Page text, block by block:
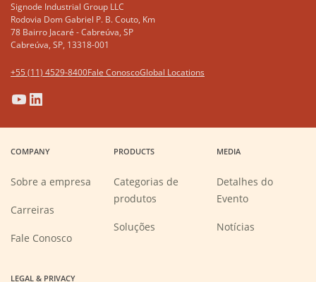
Signode Industrial Group LLC
Rodovia Dom Gabriel P. B. Couto, Km
78 Bairro Jacaré - Cabreúva, SP
Cabreúva, SP, 13318-001
+55 (11) 4529-8400Fale ConoscoGlobal Locations
(Opens
in
new
window)
(Opens
in
new
window)
(Opens
in
new
(Opens
in
new
COMPANY
Sobre a empresa
Carreiras
new
Fale Conosco
PRODUCTS
Categorias de
produtos
Soluções
MEDIA
Detalhes do
Evento
Notícias
LEGAL & PRIVACY